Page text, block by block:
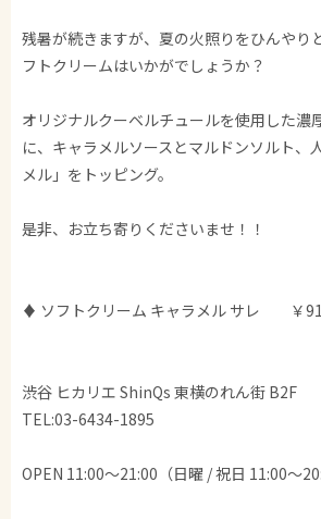
残暑が続きますが、夏の火照りをひんやり
フトクリームはいかがでしょうか？
オリジナルクーベルチュールを使用した濃
に、キャラメルソースとマルドンソルト、
メル」をトッピング。
是非、お立ち寄りくださいませ！！
♦ ソフトクリーム キャラメル サレ ￥
渋谷 ヒカリエ ShinQs 東横のれん街 B2F
TEL:03-6434-1895
OPEN 11:00～21:00（日曜 / 祝日 11:00～